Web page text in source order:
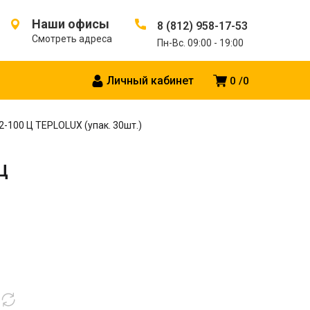
Наши офисы
Смотреть адреса
8 (812) 958-17-53
Пн-Вс. 09:00 - 19:00
0 0
Личный кабинет
Ц TEPLOLUX (упак. 30шт.)